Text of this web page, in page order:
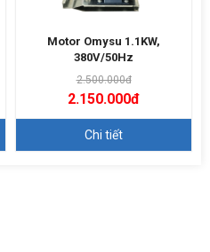
Motor Omysu 1.1KW,
380V/50Hz
2.500.000đ
2.150.000đ
Chi tiết